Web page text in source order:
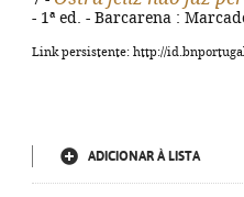
- 1ª ed. - Barcarena :
Link persistente: http://
ADICIONAR À LISTA